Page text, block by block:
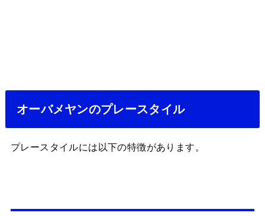
オーバメヤンのプレースタイル
プレースタイルには以下の特徴があります。